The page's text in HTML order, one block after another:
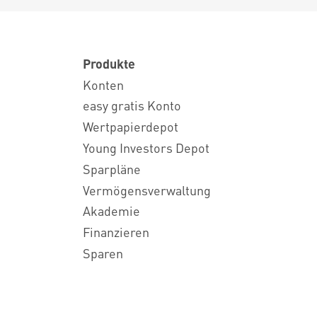
Produkte
Konten
easy gratis Konto
Wertpapierdepot
Young Investors Depot
Sparpläne
Vermögensverwaltung
Akademie
Finanzieren
Sparen